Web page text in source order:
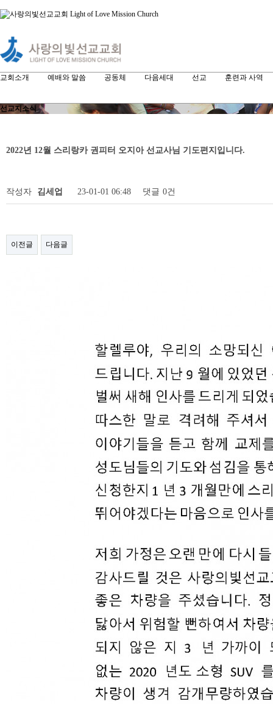
교회소개 예배와 말씀 공동체 다음세대 선교 훈련과 사역
선교지소식
2022년 12월 스리랑카 권피터 오지아 선교사님 기도편지입니다.
작성자 김세업 23-01-01 06:48 댓글 0건
이전글 다음글